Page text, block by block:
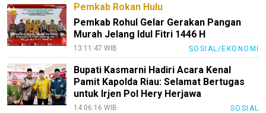
Pemkab Rokan Hulu
Pemkab Rohul Gelar Gerakan Pangan
Murah Jelang Idul Fitri 1446 H
13:11:47 WIB SOSIAL/EKONOMI
Bupati Kasmarni Hadiri Acara Kenal
Pamit Kapolda Riau: Selamat Bertugas
untuk Irjen Pol Hery Herjawa
14:06:16 WIB SOSIAL
Etik
Internal
KEJ
Disclaimer
Tentang
Kami